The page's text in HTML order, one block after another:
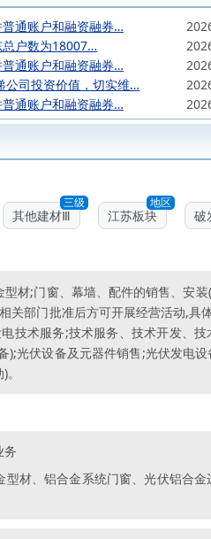
通账户和融资融券…
户数为18007…
通账户和融资融券…
公司投资价值，切实维…
通账户和融资融券…
三级
其他建材Ⅲ
地区
江苏板块 破
材;门窗、幕墙、配件的销售、安
关部门批准后方可开展经营活动,
技术服务;技术服务、技术开发、
);光伏设备及元器件销售;光伏发电
务
材、铝合金系统门窗、光伏铝合